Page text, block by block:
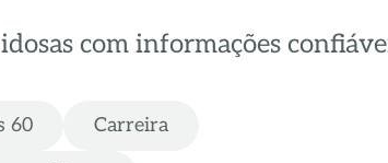
com informações
60 Carreira